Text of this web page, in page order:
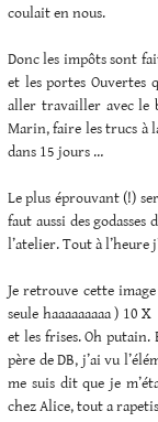
coulait en nous.
Donc les impôts sont
et les portes Ouvertes
aller travailler avec le
Marin, faire les trucs à
dans 15 jours …
Le plus éprouvant (!)
faut aussi des
l’atelier. Tout à l’heure
Je retrouve cette
seule haaaaaaaaa ) 10
et les frises. Oh
père de DB, j’ai vu
me suis dit que je
chez Alice, tout a